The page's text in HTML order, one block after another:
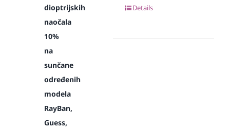
dioptrijskih
naočala
10%
na
sunčane
određenih
modela
RayBan,
Guess,
Details